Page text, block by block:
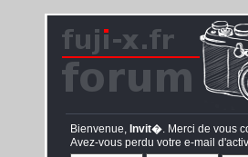
Bienvenue, Invit� . Merci de vous
Avez-vous perdu votre e-mail